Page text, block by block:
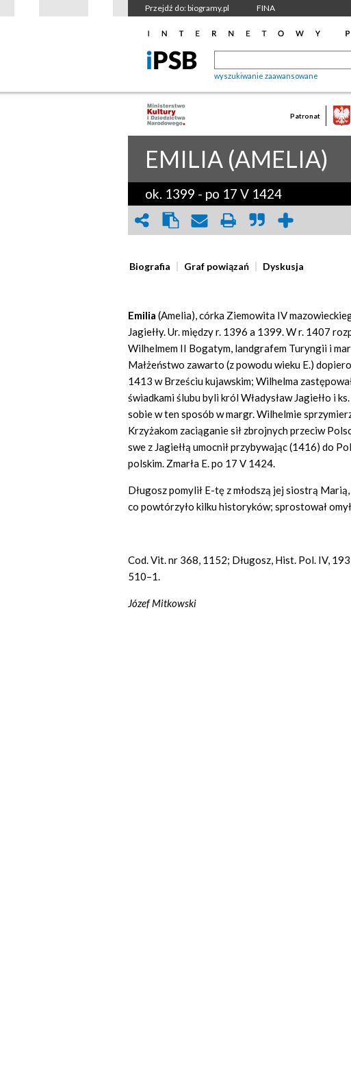
Przejdź do: biogramy.pl FINA
wyszukiwanie zaawansowane
Patronat
EMILIA (AMELIA)
ok. 1399 - po 17 V 1424
Biografia Graf powiązań Dyskusja
Emilia (Amelia), córka Ziemowita IV
Jagiełły. Ur. między r. 1396 a 1399. W r. 1407
Wilhelmem II Bogatym, landgrafem Turyngii i
Małżeństwo zawarto (z powodu wieku E.)
1413 w Brześciu kujawskim; Wilhelma
świadkami ślubu byli król Władysław Jagiełło i
sobie w ten sposób w margr. Wilhelmie
Krzyżakom zaciąganie sił zbrojnych przeciw
swe z Jagiełłą umocnił przybywając (1416) do
polskim. Zmarła E. po 17 V 1424.
Długosz pomylił E-tę z młodszą jej siostrą
co powtórzyło kilku historyków; sprostował
Cod. Vit. nr 368, 1152; Długosz, Hist. Pol. IV,
510–1.
Józef Mitkowski